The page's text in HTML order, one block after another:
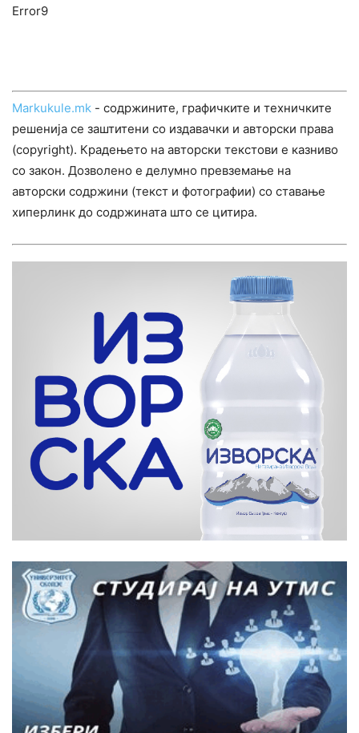
Error9
Markukule.mk - содржините, графичките и техничките
решенија се заштитени со издавачки и авторски права
(copyright). Крадењето на авторски текстови е казниво
со закон. Дозволено е делумно превземање на
авторски содржини (текст и фотографии) со ставање
хиперлинк до содржината што се цитира.